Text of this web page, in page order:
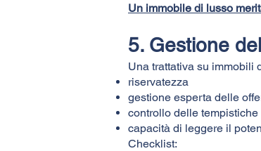
Un immobile di lusso
5. Gestione
Una trattativa su immobili
riservatezza
gestione esperta delle
controllo delle tempistiche
capacità di leggere il
Checklist: